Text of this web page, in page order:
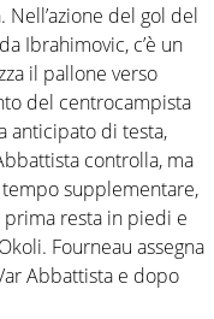
del gol del
Ibrahimovic, c’è un
il pallone verso
del centrocampista
anticipato di testa,
controlla, ma
supplementare,
prima resta in piedi e
Fourneau assegna
Abbattista e dopo